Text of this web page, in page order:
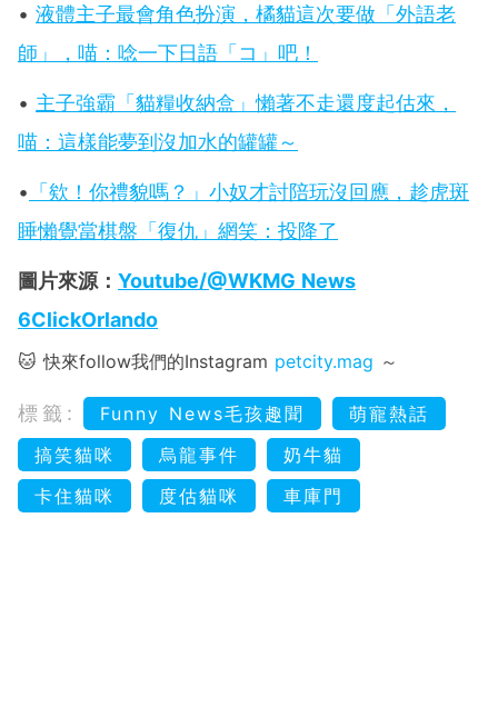
• 液體主子最會角色扮演，橘貓這次要做「外語老
師」，喵：唸一下日語「コ」吧！
• 主子強霸「貓糧收納盒」懶著不走還度起估來，
喵：這樣能夢到沒加水的罐罐～
• 「欸！你禮貌嗎？」小奴才討陪玩沒回應，趁虎斑
睡懶覺當棋盤「復仇」網笑：投降了
圖片來源： Youtube/@WKMG News
6ClickOrlando
🐱 快來follow我們的Instagram petcity.mag ～
標籤: Funny News毛孩趣聞
萌寵熱話
搞笑貓咪
烏龍事件
奶牛貓
卡住貓咪
度估貓咪 車庫門